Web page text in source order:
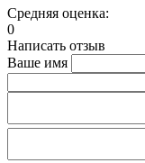
Средняя оценка:
0
Написать отзыв
Ваше имя